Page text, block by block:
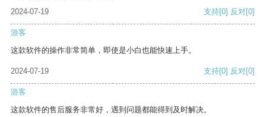
2024-07-19
支持[0] 反对[0]
游客
这款软件的操作非常简单，即使是小白也能快速上手。
2024-07-19 支持[0] 反对[0]
游客
这款软件的售后服务非常好，遇到问题都能得到及时解决。